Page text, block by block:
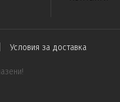
Условия за доставка